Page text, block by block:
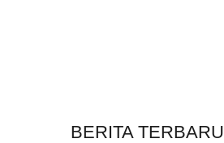
BERITA TERBARU